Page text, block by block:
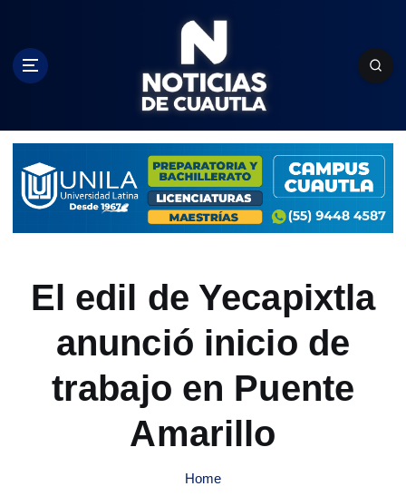
c
El edil de Yecapixtla
anunció inicio de
trabajo en Puente
Amarillo
Home